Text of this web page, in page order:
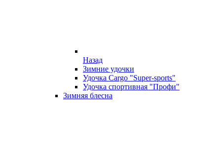
Назад
Зимние удочки
Удочка Cargo "Super-sports"
Удочка спортивная "Профи"
Зимняя блесна